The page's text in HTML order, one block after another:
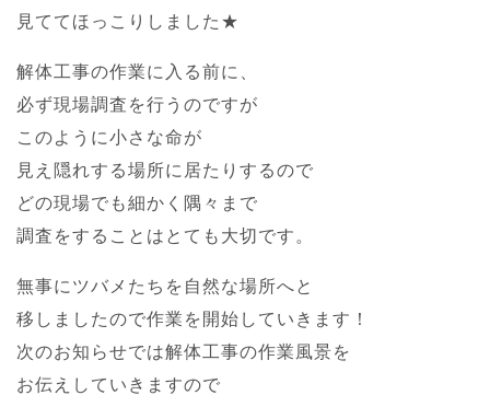
見ててほっこりしました★
解体工事の作業に入る前に、
必ず現場調査を行うのですが
このように小さな命が
見え隠れする場所に居たりするので
どの現場でも細かく隅々まで
調査をすることはとても大切です。
無事にツバメたちを自然な場所へと
移しましたので作業を開始していきます！
次のお知らせでは解体工事の作業風景を
お伝えしていきますので